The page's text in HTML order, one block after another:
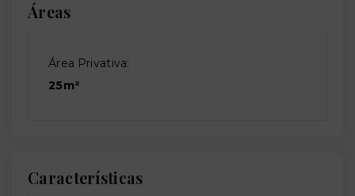
Áreas
Área Privativa:
25m²
Características